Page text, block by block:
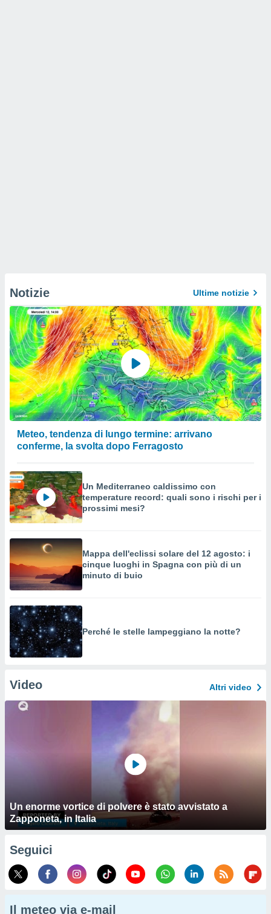
Notizie Ultime notizie
Meteo, tendenza di lungo termine: arrivano
conferme, la svolta dopo Ferragosto
Un Mediterraneo caldissimo con
temperature record: quali sono i rischi per i
prossimi mesi?
Mappa dell'eclissi solare del 12 agosto: i
cinque luoghi in Spagna con più di un
minuto di buio
Perché le stelle lampeggiano la notte?
Video Altri video
Un enorme vortice di polvere è stato avvistato a
Zapponeta, in Italia
Seguici
Il meteo via e-mail